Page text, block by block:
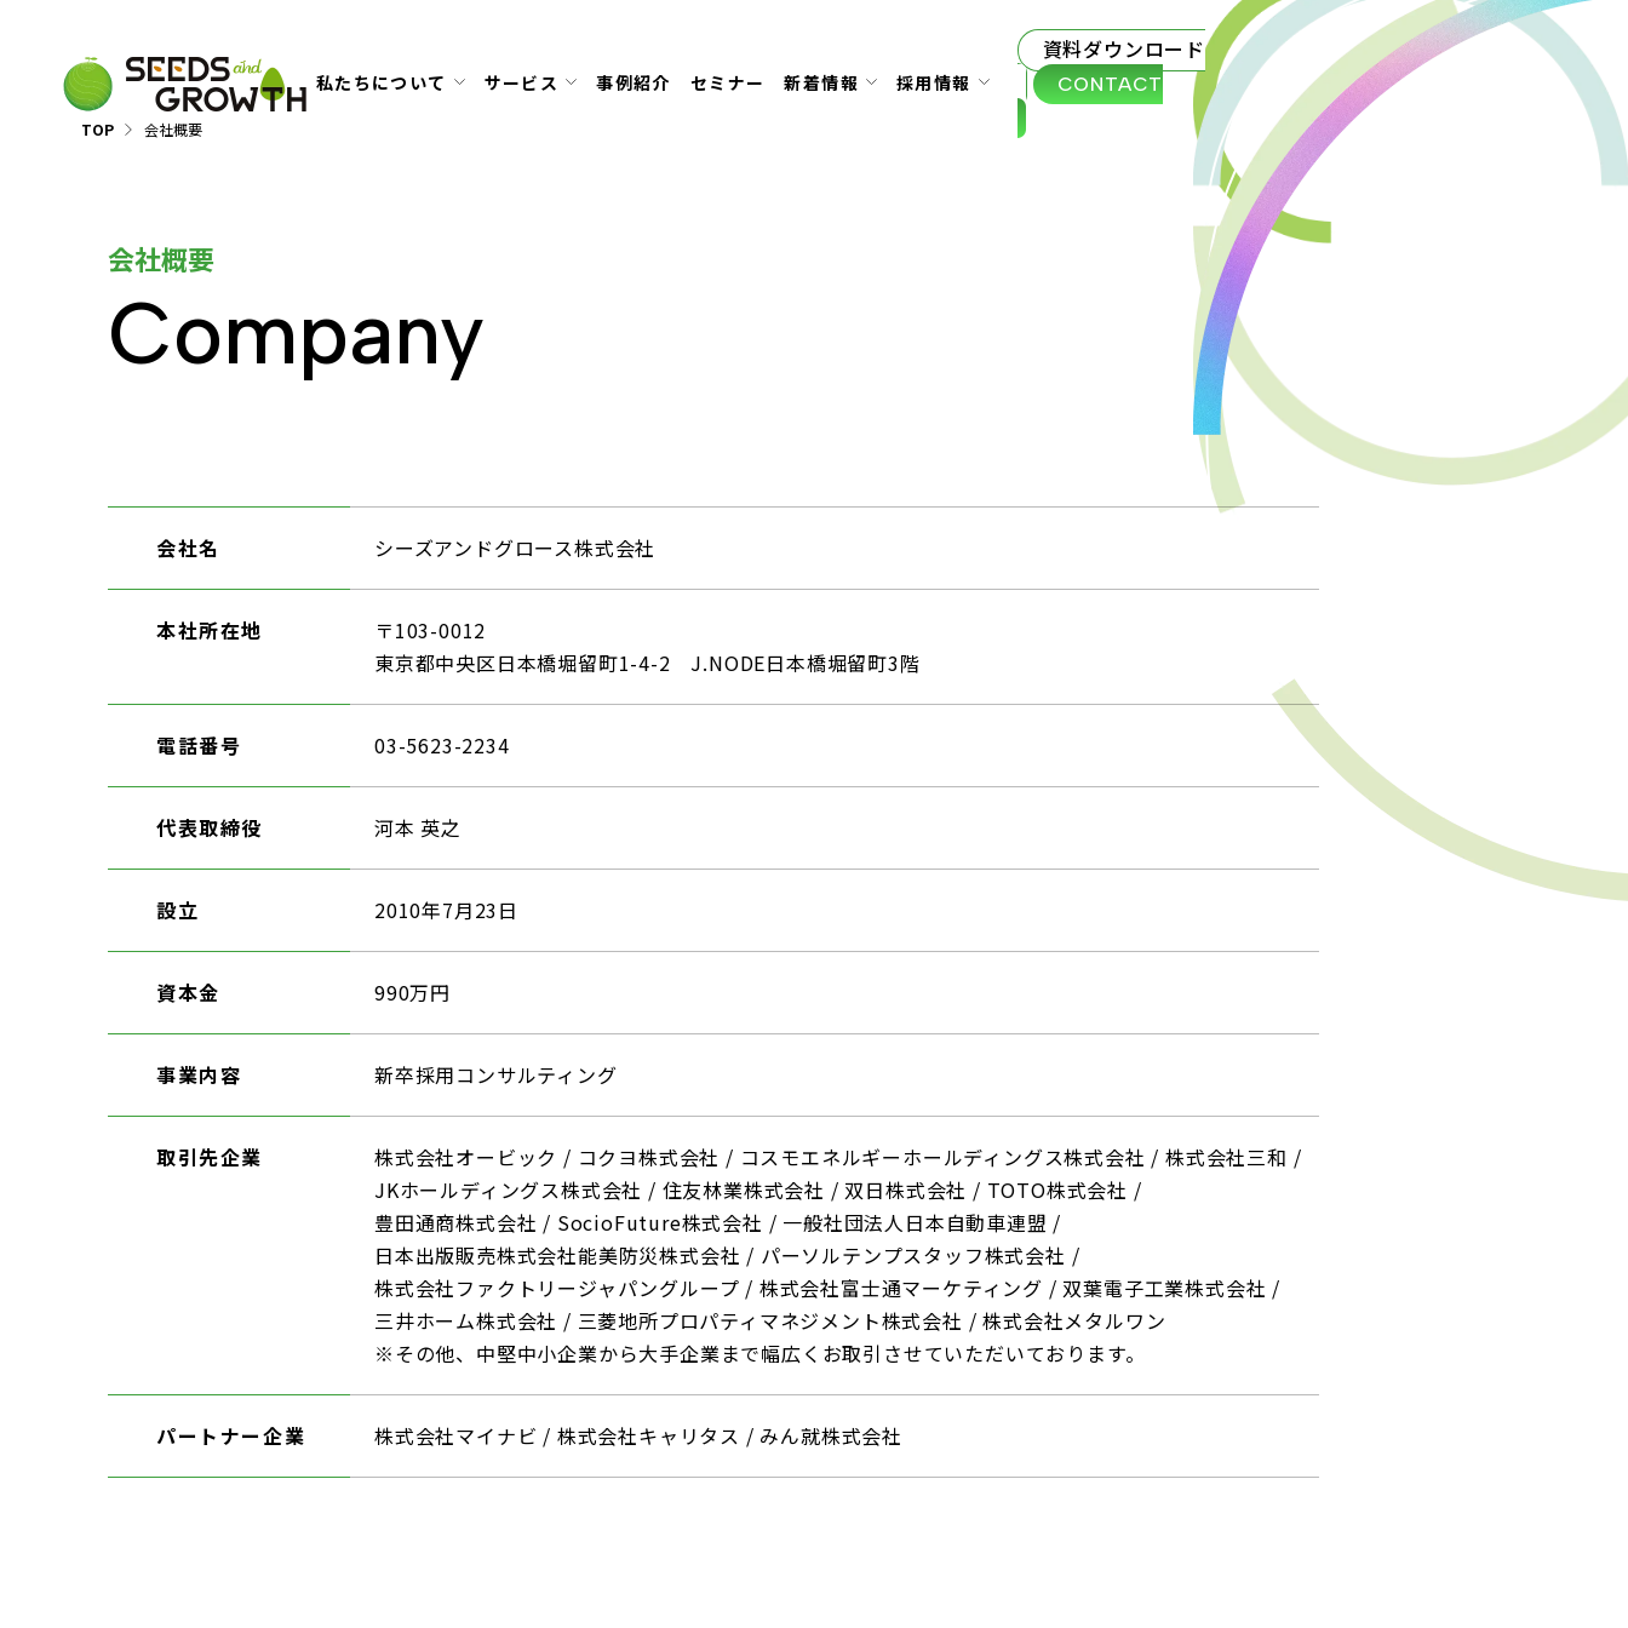
私たちについて サービス 事例紹介 セミナー 新着情報 採用情報
資料ダウンロード
CONTACT
TOP 会社概要
会社概要
Company
会社名 シーズアンドグロース株式会社
本社所在地
〒103-0012
東京都中央区日本橋堀留町1-4-2 J.NODE日本橋堀留町3階
電話番号 03-5623-2234
代表取締役 河本 英之
設立 2010年7月23日
資本金 990万円
事業内容 新卒採用コンサルティング
取引先企業 株式会社オービック コクヨ株式会社 コスモエネルギーホールディングス株式会社
株式会社三和
JKホールディングス株式会社
住友林業株式会社 双日株式会社
TOTO株式会社
豊田通商株式会社
SocioFuture株式会社
一般社団法人日本自動車連盟
日本出版販売株式会社能美防災株式会社
パーソルテンプスタッフ株式会社
株式会社ファクトリージャパングループ
株式会社富士通マーケティング
双葉電子工業株式会社
三井ホーム株式会社
三菱地所プロパティマネジメント株式会社
株式会社メタルワン
※その他、中堅中小企業から大手企業まで幅広くお取引させていただいております。
パートナー企業 株式会社マイナビ 株式会社キャリタス みん就株式会社